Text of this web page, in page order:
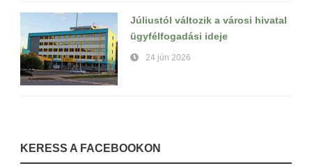
Júliustól változik a városi hivatal
ügyfélfogadási ideje
24 jún 2026
KERESS A FACEBOOKON